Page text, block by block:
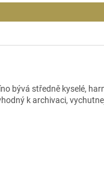
bývá středně kyselé,
k archivaci,